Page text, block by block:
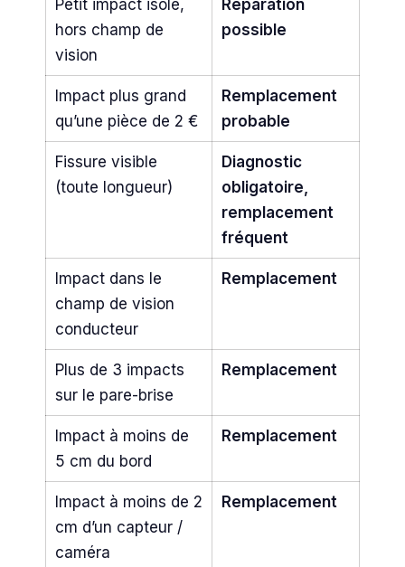
Petit impact isolé,
hors champ de
vision
Réparation
possible
Impact plus grand
qu’une pièce de 2 €
Remplacement
probable
Fissure visible
(toute longueur)
Diagnostic
obligatoire,
remplacement
fréquent
Impact dans le
champ de vision
conducteur
Remplacement
Plus de 3 impacts
sur le pare-brise
Remplacement
Impact à moins de
5 cm du bord
Remplacement
Impact à moins de 2
cm d’un capteur /
caméra
Remplacement